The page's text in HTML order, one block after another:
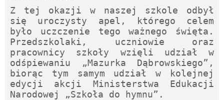
Z tej okazji w naszej szkole odbył
się uroczysty apel, którego celem
było uczczenie tego ważnego święta.
Przedszkolaki, uczniowie oraz
pracownicy szkoły wzięli udział w
odśpiewaniu „Mazurka Dąbrowskiego”,
biorąc tym samym udział w kolejnej
edycji akcji Ministerstwa Edukacji
Narodowej „Szkoła do hymnu”.